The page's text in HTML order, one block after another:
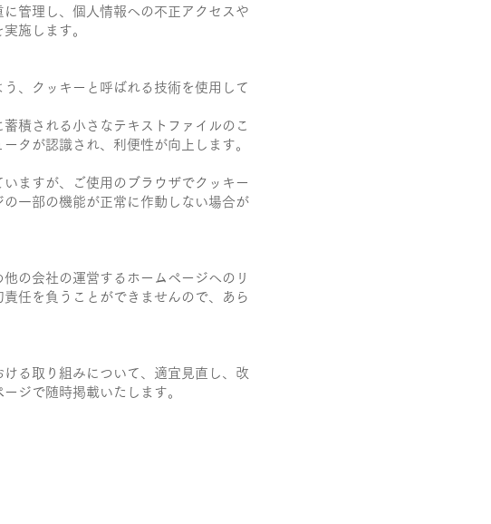
管理し、個人情報への不正アクセスや
施します。
、クッキーと呼ばれる技術を使用して
積される小さなテキストファイルのこ
タが認識され、利便性が向上します。
ますが、ご使用のブラウザでクッキー
一部の機能が正常に作動しない場合が
の会社の運営するホームページへのリ
任を負うことができませんので、あら
る取り組みについて、適宜見直し、改
ジで随時掲載いたします。